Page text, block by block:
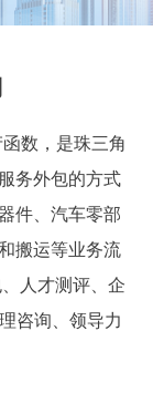
数，是珠三角
务外包的方式
件、汽车零部
搬运等业务流
人才测评、企
咨询、领导力